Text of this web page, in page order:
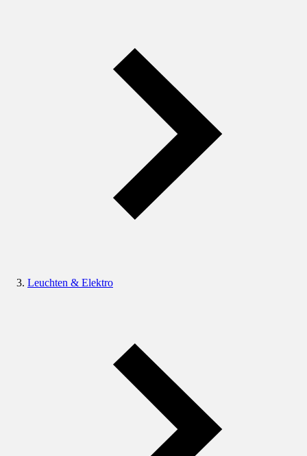
Leuchten & Elektro